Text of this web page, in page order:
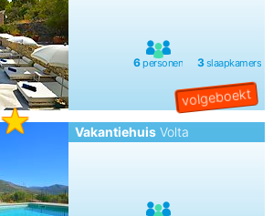
VakantiehuisVolta